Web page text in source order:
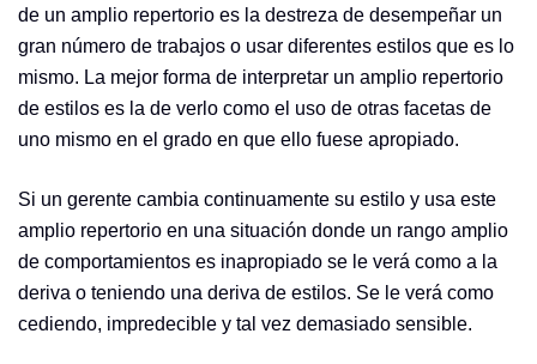
de un amplio repertorio es la destreza de desempeñar un
gran número de trabajos o usar diferentes estilos que es lo
mismo. La mejor forma de interpretar un amplio repertorio
de estilos es la de verlo como el uso de otras facetas de
uno mismo en el grado en que ello fuese apropiado.
Si un gerente cambia continuamente su estilo y usa este
amplio repertorio en una situación donde un rango amplio
de comportamientos es inapropiado se le verá como a la
deriva o teniendo una deriva de estilos. Se le verá como
cediendo, impredecible y tal vez demasiado sensible.